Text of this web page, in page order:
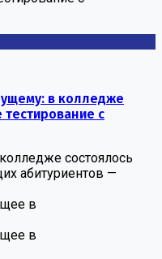
в колледже
с
состоялось
абитуриентов —
в
в